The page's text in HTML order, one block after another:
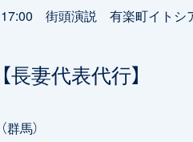
17:00 街頭演説 有楽町イトシ
【長妻代表代行】
（群馬）